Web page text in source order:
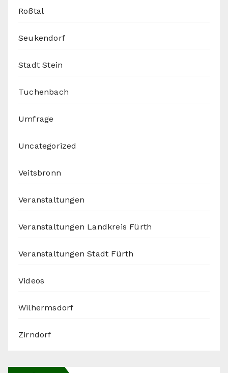
Roßtal
Seukendorf
Stadt Stein
Tuchenbach
Umfrage
Uncategorized
Veitsbronn
Veranstaltungen
Veranstaltungen Landkreis Fürth
Veranstaltungen Stadt Fürth
Videos
Wilhermsdorf
Zirndorf